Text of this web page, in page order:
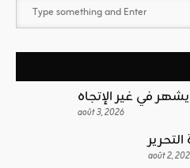
في غير الإتجاه
août 3, 2026
août 2,